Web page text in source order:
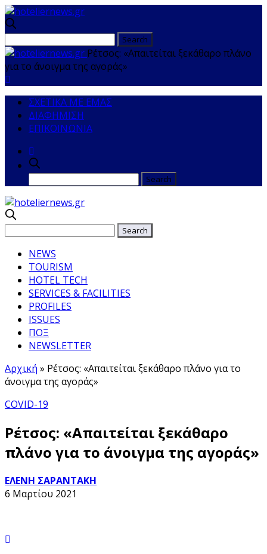
Ρέτσος: «Απαιτείται ξεκάθαρο πλάνο
για το άνοιγμα της αγοράς»
ΣΧΕΤΙΚΑ ΜΕ ΕΜΑΣ
ΔΙΑΦΗΜΙΣΗ
ΕΠΙΚΟΙΝΩΝΙΑ
NEWS
TOURISM
HOTEL TECH
SERVICES & FACILITIES
PROFILES
ISSUES
ΠΟΞ
NEWSLETTER
Αρχική » Ρέτσος: «Απαιτείται ξεκάθαρο πλάνο για το
άνοιγμα της αγοράς»
COVID-19
Ρέτσος: «Απαιτείται ξεκάθαρο
πλάνο για το άνοιγμα της αγοράς»
ΕΛΕΝΗ ΣΑΡΑΝΤΑΚΗ
6 Μαρτίου 2021